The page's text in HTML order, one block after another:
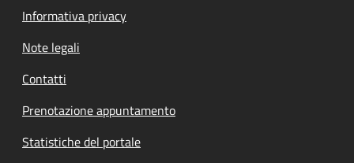
Informativa privacy
Note legali
Contatti
Prenotazione appuntamento
Statistiche del portale